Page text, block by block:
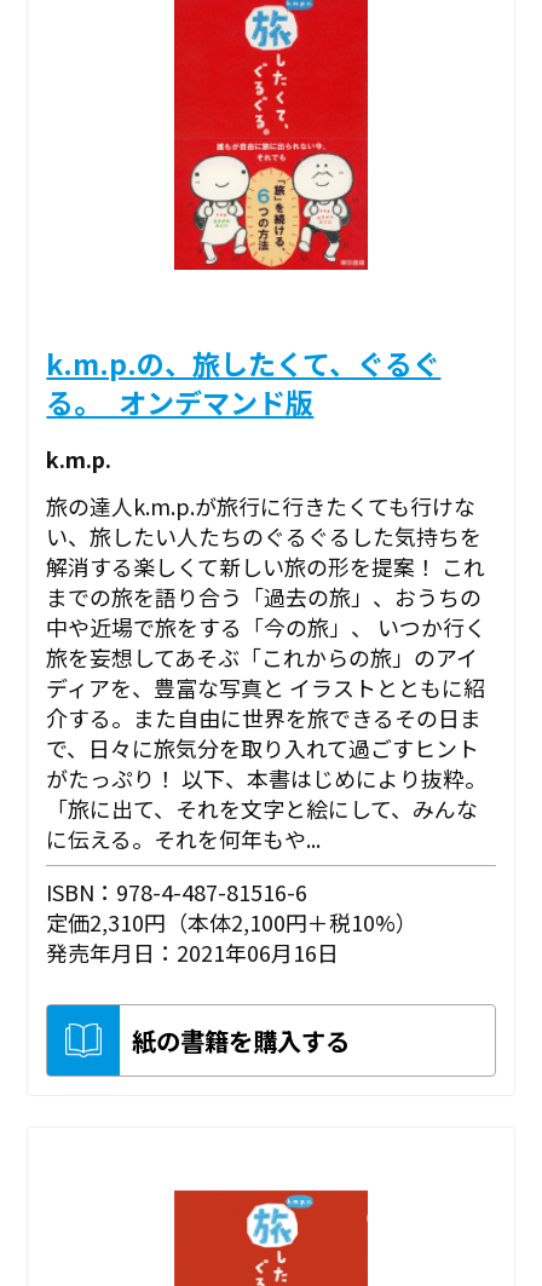
k.m.p.の、旅したくて、ぐるぐ
る。_オンデマンド版
k.m.p.
旅の達人k.m.p.が旅行に行きたくても行けな
い、旅したい人たちのぐるぐるした気持ちを
解消する楽しくて新しい旅の形を提案！ これ
までの旅を語り合う「過去の旅」、おうちの
中や近場で旅をする「今の旅」、 いつか行く
旅を妄想してあそぶ「これからの旅」のアイ
ディアを、豊富な写真と イラストとともに紹
介する。また自由に世界を旅できるその日ま
で、日々に旅気分を取り入れて過ごすヒント
がたっぷり！ 以下、本書はじめにより抜粋。
「旅に出て、それを文字と絵にして、みんな
に伝える。それを何年もや...
ISBN：978-4-487-81516-6
定価2,310円（本体2,100円＋税10%）
発売年月日：2021年06月16日
紙の書籍を購入する